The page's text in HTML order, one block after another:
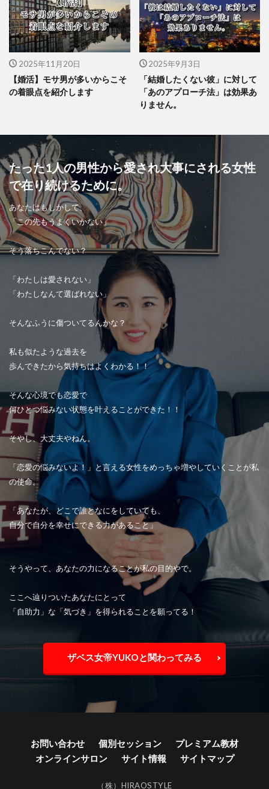
2025年11月20日
【婚活】モサ男が多いからこそ
の着眼点を紹介します
2025年9月3日
「結婚したくない彼」に対して
「あのアプローチ法」は効果あ
りません。
たった1人の男性から愛され大事にされる女性
で在り続けるために。
あなたはもしかして、
「この先もうまくいかない」
そう落ちこんでない？
「わたしは愛されない」
「わたしなんて選ばれない」
そんなふうに傷ついてるんかな？
私も似たような過去を
歩んできたから気持ちはよくわかる！！
そんな心境でも恋愛で
何ひとつ悩みない状態を叶えることができた！！
そやし、大丈夫やねん。
「恋愛の悩みないよ！」と言える女性をめっちゃ増やしていくことが私
の使命。
「あなたが、どこで誰となにをしていても、
自分で自分を幸せにできる力があること」
そうやって、あなたの力になることが私の目的やで。
ここへ辿りついたあなたにとって
「自助力」な「気づき」を得られることを願ってる！
ザベス女帝YUKOと関わってみる
お問い合わせ 個別セッション
プレミアム教材
オンラインサロン
サイト情報 サイトマップ
（株）HIRAOSTYLE